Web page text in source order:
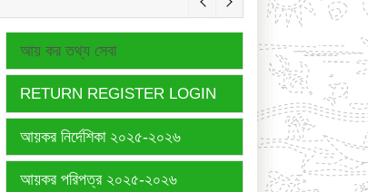
আয় কর তথ্য সেবা
RETURN REGISTER LOGIN
আয়কর নির্দেশিকা ২০২৫-২০২৬
আয়কর পরিপত্র ২০২৫-২০২৬